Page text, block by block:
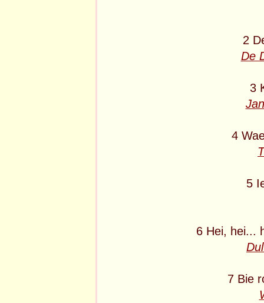
2
De
3
4
5
6 Hei, hei...
7 Bie